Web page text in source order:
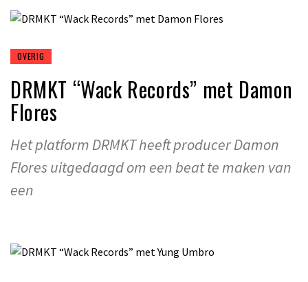
OVERIG
DRMKT “Wack Records” met Damon
Flores
Het platform DRMKT heeft producer Damon
Flores uitgedaagd om een beat te maken van
een